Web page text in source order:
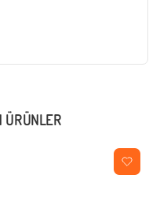
ÜRÜNLER